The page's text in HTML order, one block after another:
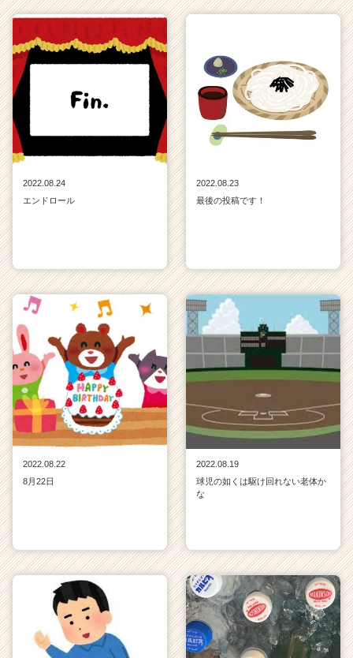
e
2022.08.24
エンドロール
2022.08.23
最後の投稿です！
2022.08.22
8月22日
2022.08.19
球児の如くは駆け回れない老体か
な